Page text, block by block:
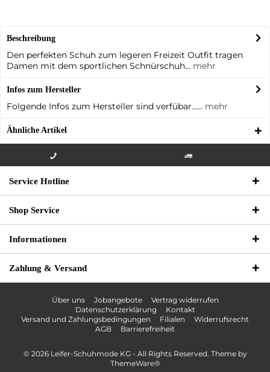
Beschreibung
Den perfekten Schuh zum legeren Freizeit Outfit tragen
Damen mit dem sportlichen Schnürschuh... mehr
Infos zum Hersteller
Folgende Infos zum Hersteller sind verfübar...... mehr
Ähnliche Artikel
000
Service Hotline
Shop Service
Informationen
Zahlung & Versand
Über uns Jobangebote
Vertrag widerrufen
Datenschutzerklärung
Kontakt
Versand und Zahlungsbedingungen
Filialen
Widerrufsrecht
AGB
Barrierefreiheit
© 2026 Leifer-Schuhmode KG - All Rights Reserved. Theme by
ThemeWare®